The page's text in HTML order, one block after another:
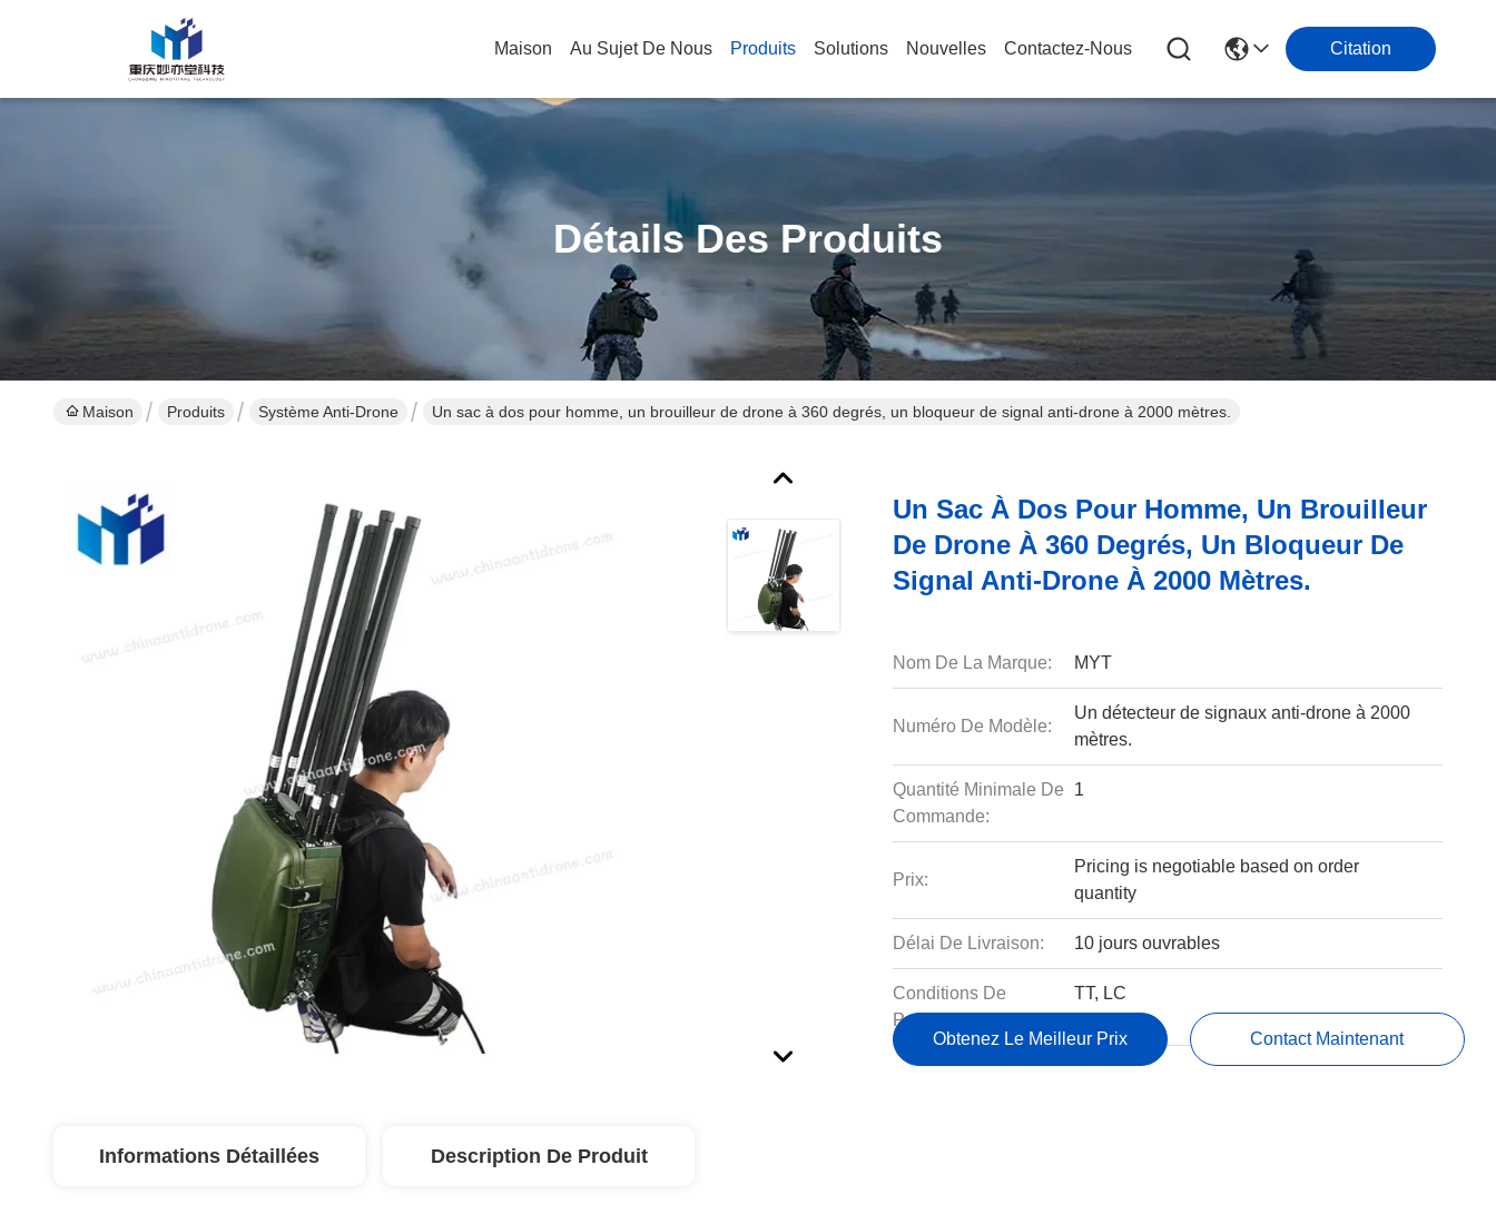
Maison Au Sujet De Nous Produits Solutions Nouvelles Contactez-Nous Citation
Détails Des Produits
Maison Produits Système Anti-Drone Un sac à dos pour homme, un brouilleur de drone à 360 degrés, un bloqueur de signal anti-drone à 2000 mètres.
Un Sac À Dos Pour Homme, Un Brouilleur
De Drone À 360 Degrés, Un Bloqueur De
Signal Anti-Drone À 2000 Mètres.
Nom De La Marque: MYT
Numéro De Modèle:
Un détecteur de signaux anti-drone à 2000
mètres.
Quantité Minimale De
Commande:
1
Prix:
Pricing is negotiable based on order
quantity
Délai De Livraison: 10 jours ouvrables
Conditions De
Paiement:
TT, LC
Obtenez Le Meilleur Prix Contact Maintenant
Informations Détaillées Description De Produit